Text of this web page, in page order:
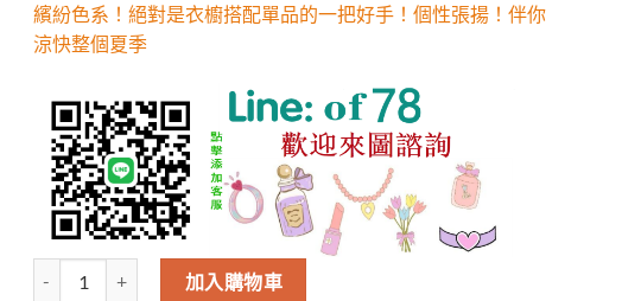
繽紛色系！絕對是衣櫥搭配單品的一把好手！個性張揚！伴你
涼快整個夏季
高仿Balenciaga新款彩色純棉棒球帽,立體logo，超帶感，活力繽紛色系！絕對
加入購物車